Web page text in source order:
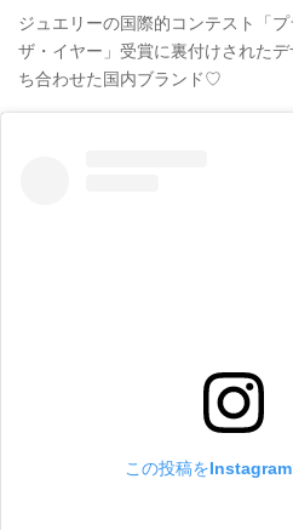
ジュエリーの国際的コンテスト「
ザ・イヤー」受賞に裏付けされた
ち合わせた国内ブランド♡
この投稿をInstagram